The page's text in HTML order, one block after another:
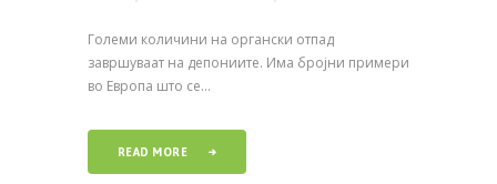
Големи количини на органски отпад
завршуваат на депониите. Има бројни примери
во Европа што се...
READ MORE